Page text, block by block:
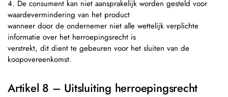
4. De consument kan niet aansprakelijk worden gesteld voor
waardevermindering van het product
wanneer door de ondernemer niet alle wettelijk verplichte
informatie over het herroepingsrecht is
verstrekt, dit dient te gebeuren voor het sluiten van de
koopovereenkomst.
Artikel 8 – Uitsluiting herroepingsrecht